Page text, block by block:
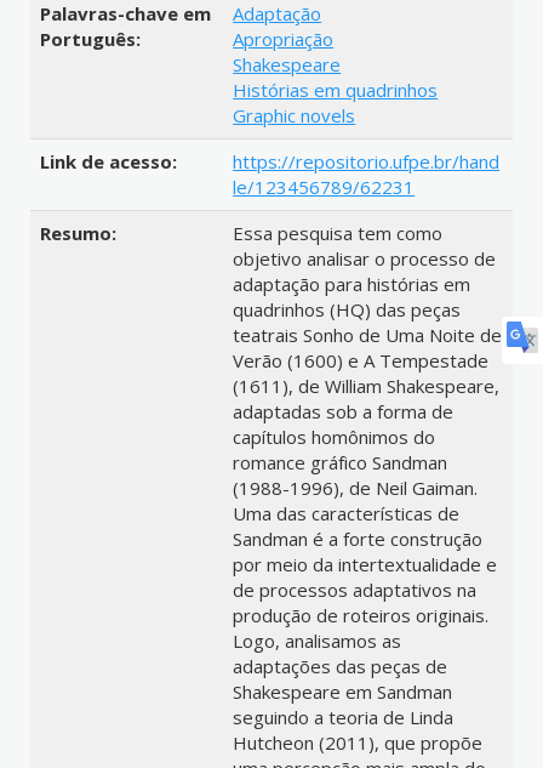
Palavras-chave em
Português:
Adaptação
Apropriação
Shakespeare
Histórias em quadrinhos
Graphic novels
Link de acesso:
https://repositorio.ufpe.br/hand
le/123456789/62231
Resumo:
Essa pesquisa tem como
objetivo analisar o processo de
adaptação para histórias em
quadrinhos (HQ) das peças
teatrais Sonho de Uma Noite de
Verão (1600) e A Tempestade
(1611), de William Shakespeare,
adaptadas sob a forma de
capítulos homônimos do
romance gráfico Sandman
(1988-1996), de Neil Gaiman.
Uma das características de
Sandman é a forte construção
por meio da intertextualidade e
de processos adaptativos na
produção de roteiros originais.
Logo, analisamos as
adaptações das peças de
Shakespeare em Sandman
seguindo a teoria de Linda
Hutcheon (2011), que propõe